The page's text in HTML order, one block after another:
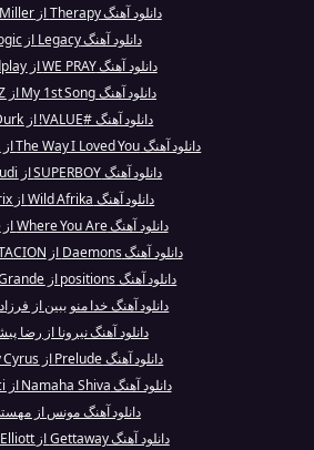
دانلود آهنگ Therapy از Mac Miller
دانلود آهنگ Legacy از Logic
دانلود آهنگ WE PRAY از Coldplay
دانلود آهنگ My 1st Song از JAY-Z
دانلود آهنگ #VALUE! از Lil Durk
دانلود آهنگ The Way I Loved You از Taylor Swift
دانلود آهنگ SUPERBOY از Kid Cudi
دانلود آهنگ Wild Afrika از Astrix
دانلود آهنگ Where You Are از Perrie
دانلود آهنگ Daemons از XXXTENTACION
دانلود آهنگ positions از Ariana Grande
دانلود آهنگ خدا منو ببین از
دانلود آهنگ نیرونا از رضا
دانلود آهنگ Prelude از Miley Cyrus
دانلود آهنگ Namaha Shiva از Vini Vici
دانلود آهنگ مونس از
دانلود آهنگ Gettaway از Missy Elliott